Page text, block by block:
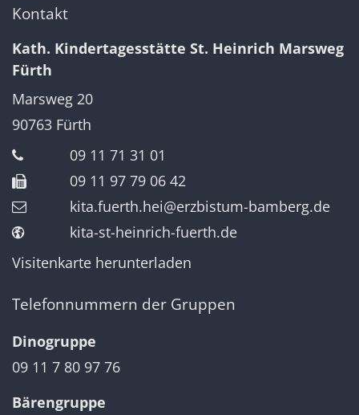
Kontakt
Kath. Kindertagesstätte St. Heinrich Marsweg
Fürth
Marsweg 20
90763 Fürth
09 11 71 31 01
09 11 97 79 06 42
kita.fuerth.hei@erzbistum-bamberg.de
kita-st-heinrich-fuerth.de
Visitenkarte herunterladen
Telefonnummern der Gruppen
Dinogruppe
09 11 7 80 97 76
Bärengruppe